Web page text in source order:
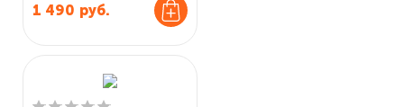
1 490 руб.